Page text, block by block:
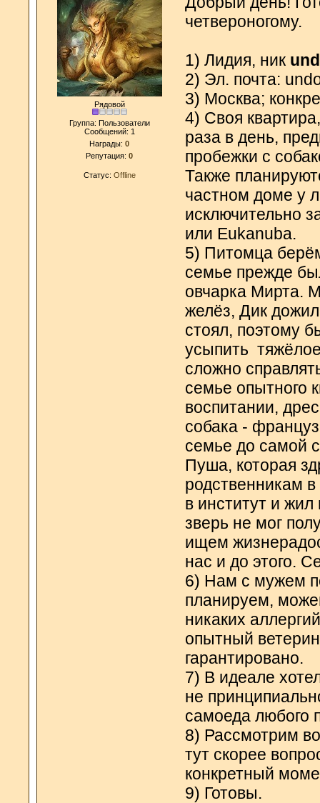
Рядовой
Группа: Пользователи
Сообщений: 1
Награды: 0
Репутация: 0
Статус: Offline
четвероногому.
1) Лидия, ник
2) Эл. почта:
3) Москва;
4) Своя
раза в день,
пробежки с
Также
частном доме у
исключительно
или Eukanuba.
5) Питомца
семье прежде
овчарка Мирта.
желёз, Дик
стоял, поэтому
усыпить
сложно
семье опытного
воспитании,
собака -
семье до самой
Пуша, которая
родственникам
в институт и жил
зверь не мог
ищем
нас и до этого.
6) Нам с мужем
планируем,
никаких
опытный
гарантировано.
7) В идеале
не
самоеда любого
8) Рассмотрим
тут скорее
конкретный
9) Готовы.